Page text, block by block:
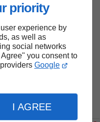
priority
experience by
as well as
social networks
you consent to
Google
I AGREE